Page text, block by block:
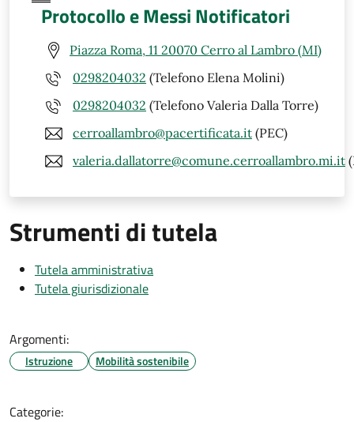
Protocollo e Messi Notificatori
Piazza Roma, 11 20070 Cerro al Lambro (MI)
0298204032 (Telefono Elena Molini)
0298204032 (Telefono Valeria Dalla Torre)
cerroallambro@pacertificata.it (PEC)
valeria.dallatorre@comune.cerroallambro.mi.it
Strumenti di tutela
Tutela amministrativa
Tutela giurisdizionale
Argomenti:
Istruzione Mobilità sostenibile
Categorie: